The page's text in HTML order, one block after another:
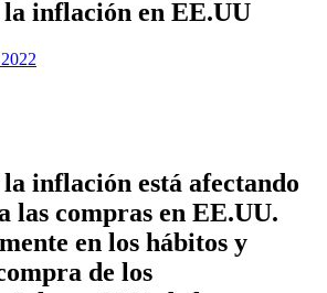
inflación en EE.UU
inflación está afectando
las compras en EE.UU.
en los hábitos y
de los